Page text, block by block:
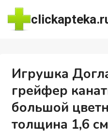
Перейти
содержимому
Игрушка
грейфер
большой
толщина 1,6 см